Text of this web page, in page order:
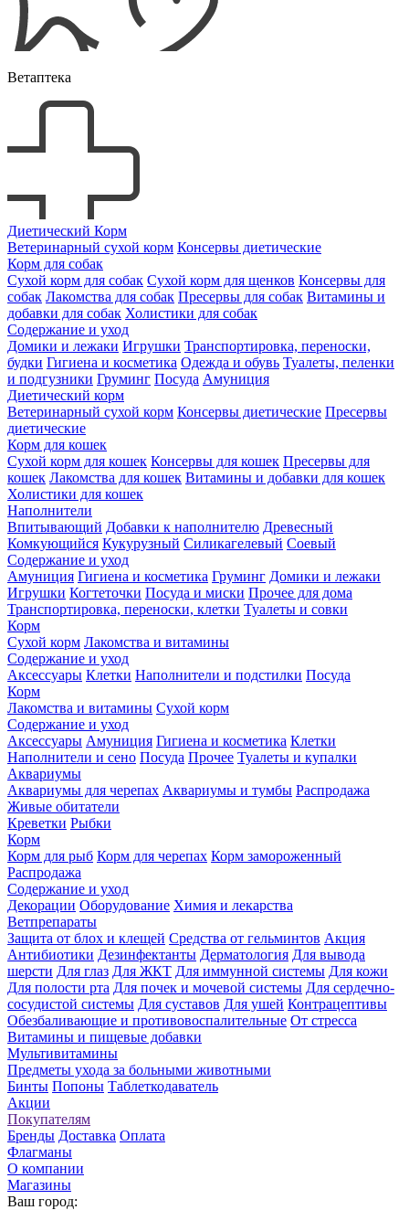
Ветаптека
Диетический Корм
Ветеринарный сухой корм Консервы диетические
Корм для собак
Сухой корм для собак Сухой корм для щенков Консервы для
собак Лакомства для собак Пресервы для собак Витамины и
добавки для собак Холистики для собак
Содержание и уход
Домики и лежаки Игрушки Транспортировка, переноски,
будки Гигиена и косметика Одежда и обувь Туалеты, пеленки
и подгузники Груминг Посуда Амуниция
Диетический корм
Ветеринарный сухой корм Консервы диетические Пресервы
диетические
Корм для кошек
Сухой корм для кошек Консервы для кошек Пресервы для
кошек Лакомства для кошек Витамины и добавки для кошек
Холистики для кошек
Наполнители
Впитывающий Добавки к наполнителю Древесный
Комкующийся Кукурузный Силикагелевый Соевый
Содержание и уход
Амуниция Гигиена и косметика Груминг Домики и лежаки
Игрушки Когтеточки Посуда и миски Прочее для дома
Транспортировка, переноски, клетки Туалеты и совки
Корм
Сухой корм Лакомства и витамины
Содержание и уход
Аксессуары Клетки Наполнители и подстилки Посуда
Корм
Лакомства и витамины Сухой корм
Содержание и уход
Аксессуары Амуниция Гигиена и косметика Клетки
Наполнители и сено Посуда Прочее Туалеты и купалки
Аквариумы
Аквариумы для черепах Аквариумы и тумбы Распродажа
Живые обитатели
Креветки Рыбки
Корм
Корм для рыб Корм для черепах Корм замороженный
Распродажа
Содержание и уход
Декорации Оборудование Химия и лекарства
Ветпрепараты
Защита от блох и клещей Средства от гельминтов Акция
Антибиотики Дезинфектанты Дерматология Для вывода
шерсти Для глаз Для ЖКТ Для иммунной системы Для кожи
Для полости рта Для почек и мочевой системы Для сердечно-
сосудистой системы Для суставов Для ушей Контрацептивы
Обезбаливающие и противовоспалительные От стресса
Витамины и пищевые добавки
Мультивитамины
Предметы ухода за больными животными
Бинты Попоны Таблеткодаватель
Акции
Покупателям
Бренды Доставка Оплата
Флагманы
О компании
Магазины
Ваш город: